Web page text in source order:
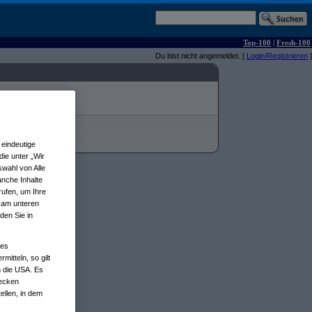
Top-100 | Fresh-100
Du bist nicht angemeldet. [ Login/Registrieren ]
unter „Wir
von Alle
Inhalte
um Ihre
unteren
Sie in
so gilt
die USA. Es
in dem